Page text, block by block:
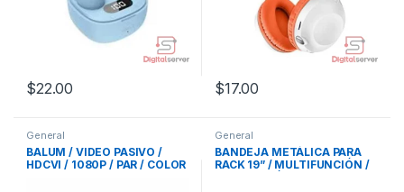
$22.00 $17.00
General
BALUM / VIDEO PASIVO /
HDCVI / 1080P / PAR / COLOR
General
BANDEJA METÁLICA PARA
RACK 19” / MULTIFUNCIÓN /